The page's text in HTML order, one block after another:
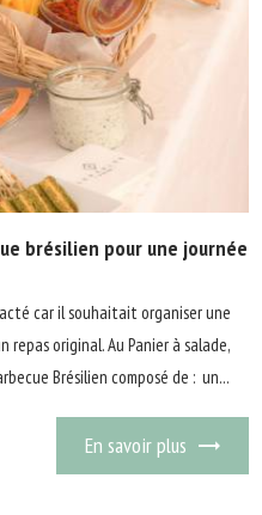
brésilien pour une journée
car il souhaitait organiser une
original. Au Panier à salade,
Brésilien composé de : un...
En savoir plus